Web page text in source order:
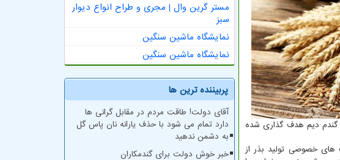
تولید حدود ۳۳۲ هزار و ۹۹۱ تن بذر گندم آبی و نزدیک به ۲۰۰ هزار و ۲۰۶ تن بذر گندم دیم هدف گذاری شده
آبی و دیم توسط شرکت های خصوصی تولید بذر از
مستر گرین وال | مجری و طراح انواع دیوار
سبز
نمایشگاه ماشین سنگین
نمایشگاه ماشین سنگین
پربیننده ترین ها
آقای دولت! طاقت مردم در مقابل گرانی ها
دارد تمام می شود با حذف یارانه نان پاس گل
به دشمن ندهید
خبر خوش دولت برای گندمکاران